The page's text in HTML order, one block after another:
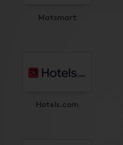
Matsmart
Hotels.com